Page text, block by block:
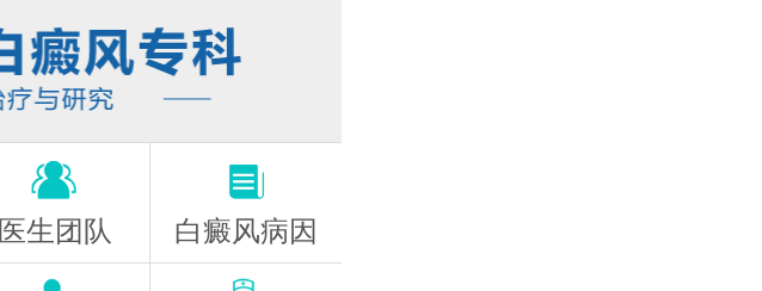
医生团队 白癜风病因